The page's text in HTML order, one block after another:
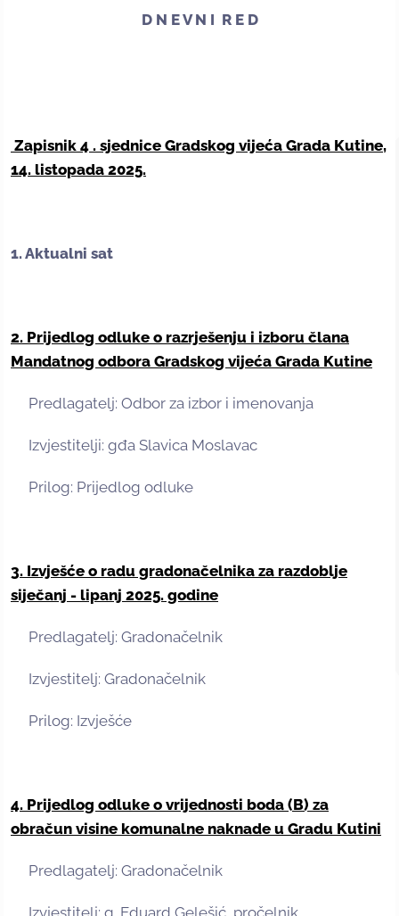
D N E V N I R E D
Zapisnik 4 . sjednice Gradskog vijeća Grada Kutine,
14. listopada 2025.
1. Aktualni sat
2. Prijedlog odluke o razrješenju i izboru člana
Mandatnog odbora Gradskog vijeća Grada Kutine
Predlagatelj: Odbor za izbor i imenovanja
Izvjestitelji: gđa Slavica Moslavac
Prilog: Prijedlog odluke
3. Izvješće o radu gradonačelnika za razdoblje
siječanj - lipanj 2025. godine
Predlagatelj: Gradonačelnik
Izvjestitelj: Gradonačelnik
Prilog: Izvješće
4. Prijedlog odluke o vrijednosti boda (B) za
obračun visine komunalne naknade u Gradu Kutini
Predlagatelj: Gradonačelnik